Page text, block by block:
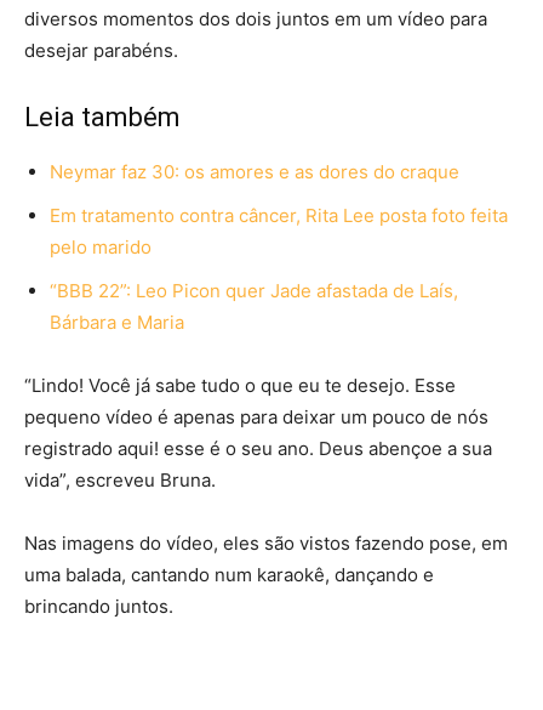
diversos momentos dos dois juntos em um vídeo para
desejar parabéns.
Leia também
Neymar faz 30: os amores e as dores do craque
Em tratamento contra câncer, Rita Lee posta foto feita
pelo marido
“BBB 22”: Leo Picon quer Jade afastada de Laís,
Bárbara e Maria
“Lindo! Você já sabe tudo o que eu te desejo. Esse
pequeno vídeo é apenas para deixar um pouco de nós
registrado aqui! esse é o seu ano. Deus abençoe a sua
vida”, escreveu Bruna.
Nas imagens do vídeo, eles são vistos fazendo pose, em
uma balada, cantando num karaokê, dançando e
brincando juntos.